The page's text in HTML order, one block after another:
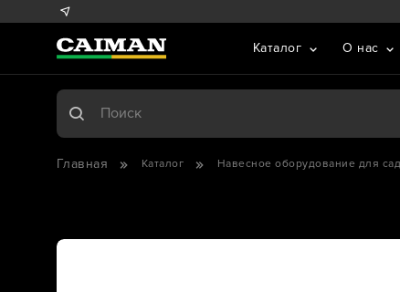
Каталог О нас
Главная Каталог Навесное оборудование для